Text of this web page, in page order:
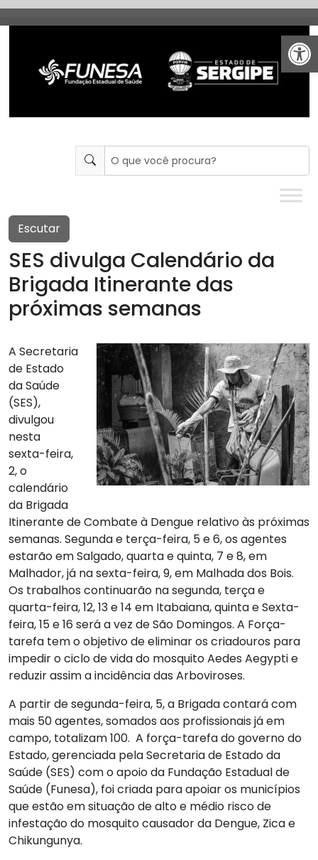
Abrir
Escutar
SES divulga Calendário da
Brigada Itinerante das
próximas semanas
A Secretaria
de Estado
da Saúde
(SES),
divulgou
nesta
sexta-feira,
2, o
calendário
da Brigada
Itinerante de Combate à Dengue relativo às próximas
semanas. Segunda e terça-feira, 5 e 6, os agentes
estarão em Salgado, quarta e quinta, 7 e 8, em
Malhador, já na sexta-feira, 9, em Malhada dos Bois.
Os trabalhos continuarão na segunda, terça e
quarta-feira, 12, 13 e 14 em Itabaiana, quinta e Sexta-
feira, 15 e 16 será a vez de São Domingos. A Força-
tarefa tem o objetivo de eliminar os criadouros para
impedir o ciclo de vida do mosquito Aedes Aegypti e
reduzir assim a incidência das Arboviroses.
A partir de segunda-feira, 5, a Brigada contará com
mais 50 agentes, somados aos profissionais já em
campo, totalizam 100. A força-tarefa do governo do
Estado, gerenciada pela Secretaria de Estado da
Saúde (SES) com o apoio da Fundação Estadual de
Saúde (Funesa), foi criada para apoiar os municípios
que estão em situação de alto e médio risco de
infestação do mosquito causador da Dengue, Zica e
Chikungunya.